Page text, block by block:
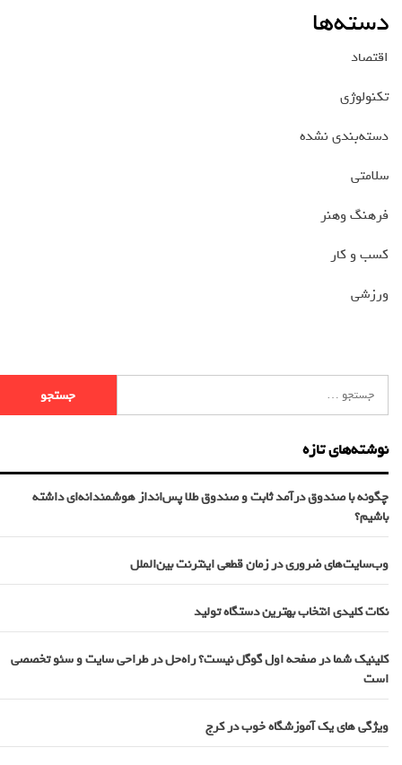
دسته‌ها
اقتصاد
تکنولوژی
دسته‌بندی نشده
سلامتی
فرهنگ وهنر
کسب و کار
ورزشی
نوشته‌های تازه
چگونه با صندوق درآمد ثابت و صندوق طلا پس‌انداز هوشمندانه‌ای داشته
باشیم؟
وب‌سایت‌های ضروری در زمان قطعی اینترنت بین‌الملل
نکات کلیدی انتخاب بهترین دستگاه تولید
کلینیک شما در صفحه اول گوگل نیست؟ راه‌حل در طراحی سایت و سئو تخصصی
است
ویژگی های یک آموزشگاه خوب در کرج